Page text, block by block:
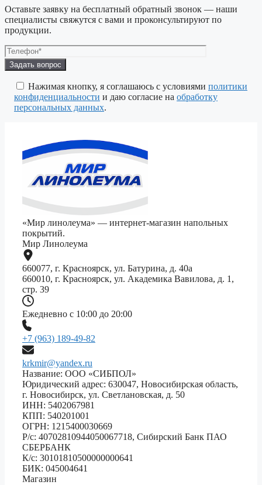
Оставьте заявку на бесплатный обратный звонок — наши
специалисты свяжутся с вами и проконсультируют по
продукции.
Оставьте
это
поле
пустым.
Нажимая кнопку, я соглашаюсь с условиями политики
конфиденциальности и даю согласие на обработку
персональных данных.
«Мир линолеума» — интернет-магазин напольных
покрытий.
Мир Линолеума
660077, г. Красноярск, ул. Батурина, д. 40а
660010, г. Красноярск, ул. Академика Вавилова, д. 1,
стр. 39
Ежедневно с 10:00 до 20:00
+7 (963) 189-49-82
krkmir@yandex.ru
Название: ООО «СИБПОЛ»
Юридический адрес: 630047, Новосибирская область,
г. Новосибирск, ул. Светлановская, д. 50
ИНН: 5402067981
КПП: 540201001
ОГРН: 1215400030669
Р/с: 40702810944050067718, Сибирский Банк ПАО
СБЕРБАНК
К/с: 30101810500000000641
БИК: 045004641
Магазин